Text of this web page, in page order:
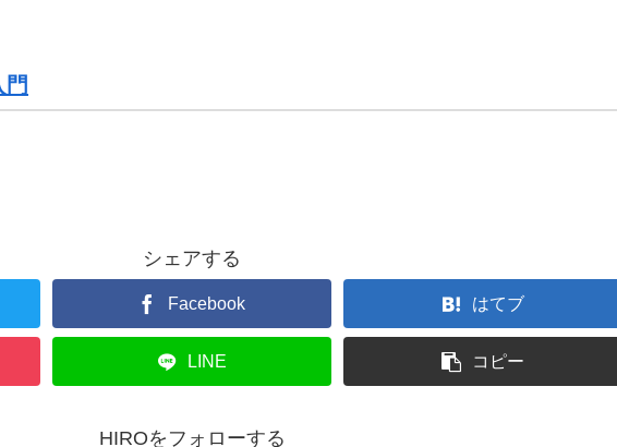
シェアする
Facebook はてブ
LINE コピー
HIROをフォローする